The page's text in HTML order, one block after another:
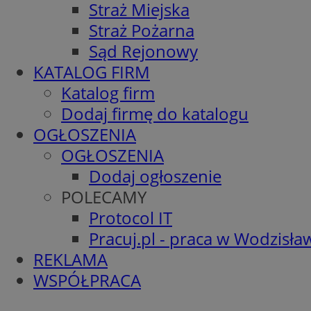
Straż Miejska
Straż Pożarna
Sąd Rejonowy
KATALOG FIRM
Katalog firm
Dodaj firmę do katalogu
OGŁOSZENIA
OGŁOSZENIA
Dodaj ogłoszenie
POLECAMY
Protocol IT
Pracuj.pl - praca w
REKLAMA
WSPÓŁPRACA